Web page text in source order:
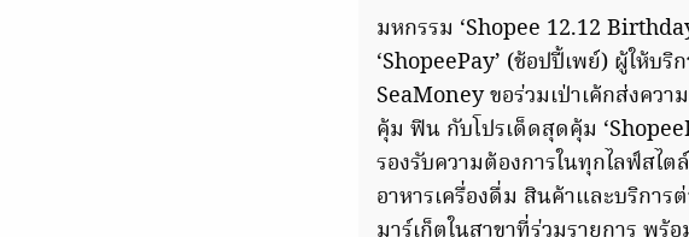
มหกรรม ‘Shopee 12.12
‘ShopeePay’ (ช้อปปี้เพย์) ผู้ให้บ
SeaMoney ขอร่วมเป่าเค้กส่งคว
คุ้ม ฟิน กับโปรเด็ดสุดคุ้ม
รองรับความต้องการในทุกไลฟ์สไ
อาหารเครื่องดื่ม สินค้าและบริกา